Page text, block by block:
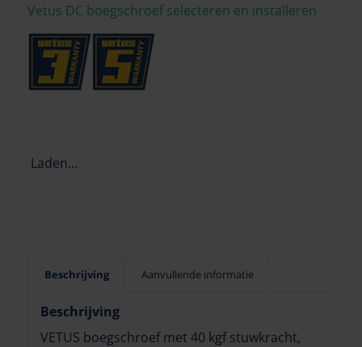
Vetus DC boegschroef selecteren en installeren
Laden...
Beschrijving Aanvullende informatie
Beschrijving
VETUS boegschroef met 40 kgf stuwkracht,